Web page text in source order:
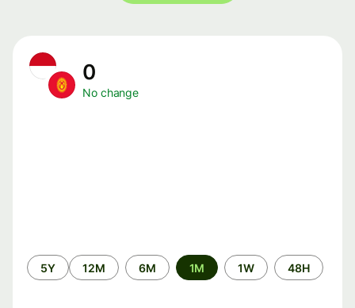
No change
الفترة
الزمنية
48H
1W
1M
6M
12M
5Y